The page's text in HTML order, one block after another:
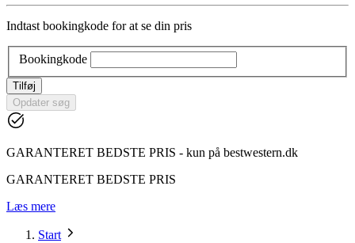
Indtast bookingkode for at se din pris
Bookingkode
Tilføj
Opdater søg
GARANTERET BEDSTE PRIS - kun på bestwestern.dk
GARANTERET BEDSTE PRIS
Læs mere
Start